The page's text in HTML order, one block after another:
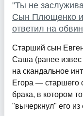
"Ты не
Сын Плющенко и
ответил на
Старший сын
Саша (ранее
на скандальное
Егора — старшего
брака, в котором
"вычеркнул" его из